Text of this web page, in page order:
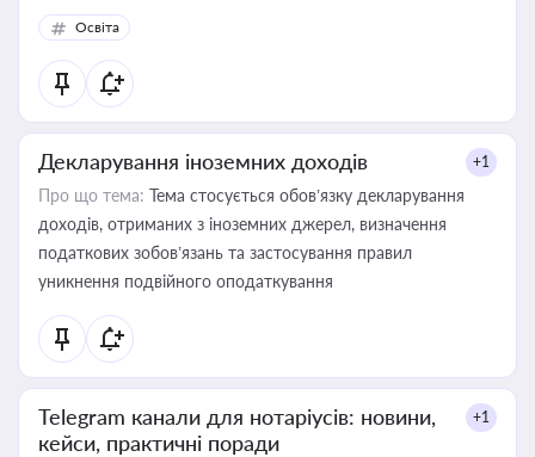
Освіта
Декларування іноземних доходів +1
Про що тема: Тема стосується обов’язку декларування
доходів, отриманих з іноземних джерел, визначення
податкових зобов’язань та застосування правил
уникнення подвійного оподаткування
Telegram канали для нотаріусів: новини,
кейси, практичні поради
+1